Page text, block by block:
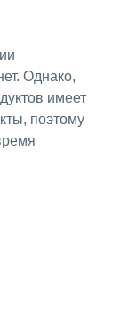
Однако,
имеет
поэтому